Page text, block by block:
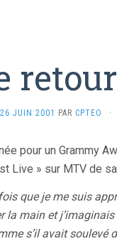
26 JUIN 2001 PAR CPTEO ·
pour un Grammy
Live » sur MTV de
que je me suis
la main et
s’il avait soulevé